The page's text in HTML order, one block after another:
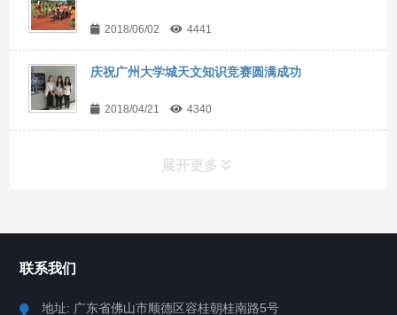
2018/06/02 4441
庆祝广州大学城天文知识竞赛圆满成功
2018/04/21 4340
展开更多
联系我们
地址: 广东省佛山市顺德区容桂朝桂南路5号